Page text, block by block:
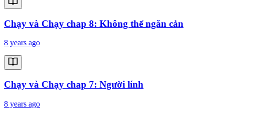
Chạy và Chạy chap 8: Không thể ngăn cản
8 years ago
Chạy và Chạy chap 7: Người lính
8 years ago